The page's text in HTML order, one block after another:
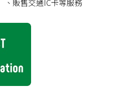
、販售交通IC卡等服務